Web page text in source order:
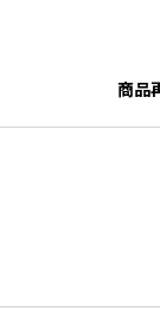
商品